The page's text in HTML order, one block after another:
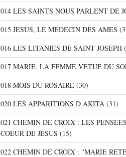
014 LES SAINTS NOUS PARLENT DE
015 JESUS, LE MEDECIN DES AMES
016 LES LITANIES DE SAINT JOSEPH
017 MARIE, LA FEMME VETUE DU
018 MOIS DU ROSAIRE(30)
020 LES APPARITIONS D AKITA(31)
021 CHEMIN DE CROIX : LES
COEUR DE JESUS (15)
022 CHEMIN DE CROIX : "MARIE